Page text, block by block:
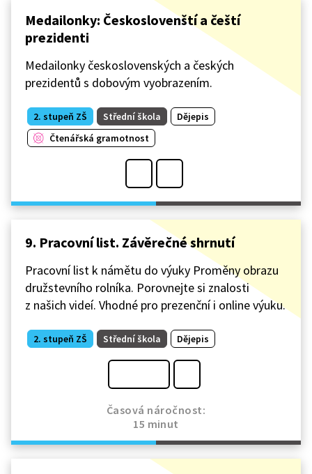
Medailonky: Českoslovenští a čeští
prezidenti
Medailonky československých a českých
prezidentů s dobovým vyobrazením.
2. stupeň ZŠ Střední škola
Dějepis
Čtenářská gramotnost
9. Pracovní list. Závěrečné shrnutí
Pracovní list k námětu do výuky Proměny obrazu
družstevního rolníka. Porovnejte si znalosti
z našich videí. Vhodné pro prezenční i online výuku.
2. stupeň ZŠ Střední škola Dějepis
Časová náročnost:
15 minut